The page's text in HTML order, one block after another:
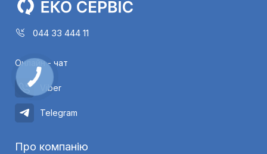
044 33 444 11
Онлайн - чат
Viber
Telegram
Про компанію